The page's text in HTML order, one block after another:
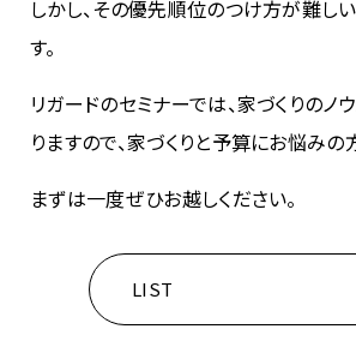
しかし、その優先順位のつけ方が難し
す。
リガードのセミナーでは、家づくりのノ
りますので、家づくりと予算にお悩みの
まずは一度ぜひお越しください。
LIST